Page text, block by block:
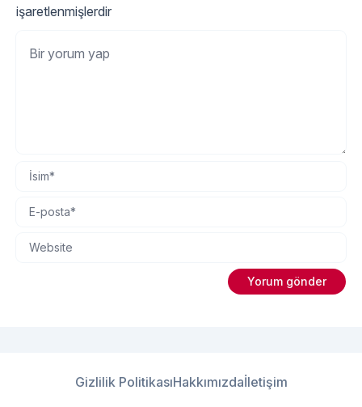
işaretlenmişlerdir
Gizlilik PolitikasıHakkımızdaİletişim